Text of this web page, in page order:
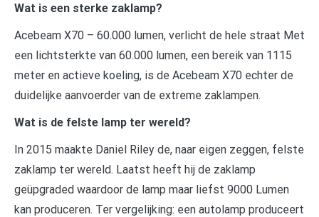
Wat is een sterke zaklamp?
Acebeam X70 – 60.000 lumen, verlicht de hele straat Met
een lichtsterkte van 60.000 lumen, een bereik van 1115
meter en actieve koeling, is de Acebeam X70 echter de
duidelijke aanvoerder van de extreme zaklampen.
Wat is de felste lamp ter wereld?
In 2015 maakte Daniel Riley de, naar eigen zeggen, felste
zaklamp ter wereld. Laatst heeft hij de zaklamp
geüpgraded waardoor de lamp maar liefst 9000 Lumen
kan produceren. Ter vergelijking: een autolamp produceert